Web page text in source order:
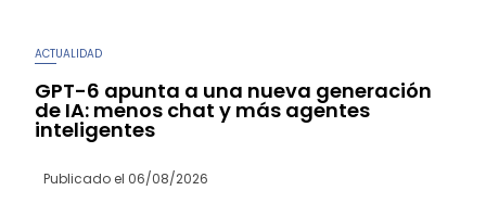
ACTUALIDAD
GPT-6 apunta a una nueva generación
de IA: menos chat y más agentes
inteligentes
Publicado el 06/08/2026